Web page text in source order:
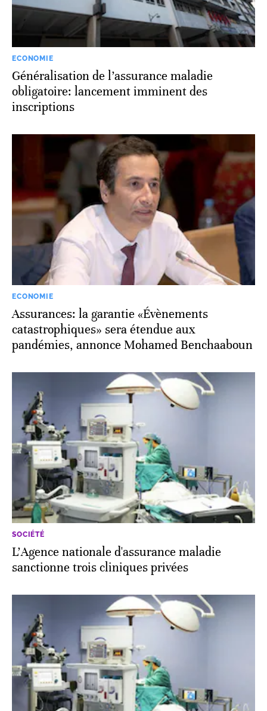
ECONOMIE
Généralisation de l’assurance maladie
obligatoire: lancement imminent des
inscriptions
ECONOMIE
Assurances: la garantie «Évènements
catastrophiques» sera étendue aux
pandémies, annonce Mohamed Benchaaboun
SOCIÉTÉ
L'Agence nationale d'assurance maladie
sanctionne trois cliniques privées